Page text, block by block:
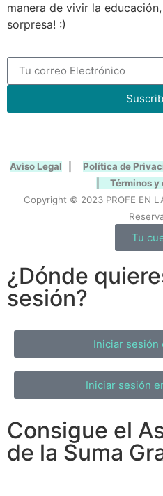
manera de vivir la
sorpresa! :)
Aviso Legal Política de
Términos y
Copyright © 2023 PROFE EN
Tu
¿Dónde
sesión?
Iniciar sesión
Iniciar sesión
Consigue el
de la Suma